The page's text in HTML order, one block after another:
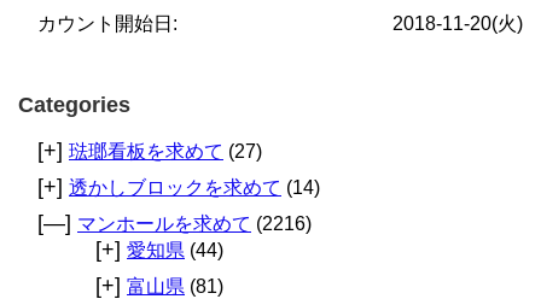
2018-11-20(火)
カウント開始日:
Categories
[+] 琺瑯看板を求めて (27)
[+] 透かしブロックを求めて (14)
[—] マンホールを求めて (2216)
[+] 愛知県 (44)
[+] 富山県 (81)